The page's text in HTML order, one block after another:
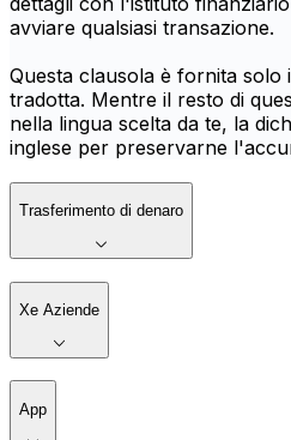
avviare qualsiasi transazione.
Questa clausola è fornita solo
tradotta. Mentre il resto di
nella lingua scelta da te, la
inglese per preservarne
Trasferimento di denaro
Xe Aziende
App